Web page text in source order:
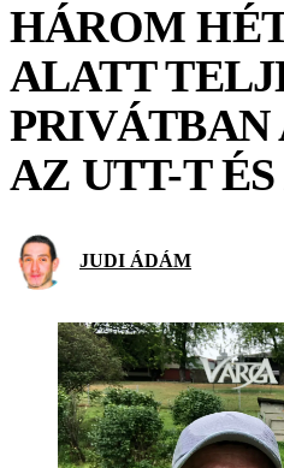
HÁROM
ALATT
PRIVÁTBAN
AZ UTT-T
JUDI ÁDÁM